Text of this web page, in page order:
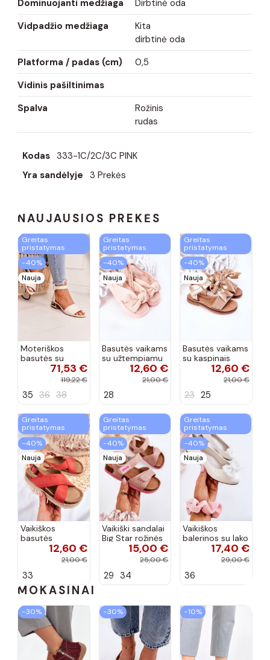
Dominuojanti medžiaga
Dirbtinė oda
Vidpadžio medžiaga
Kita
dirbtinė oda
Platforma / padas (cm)
0,5
Vidinis pašiltinimas
Spalva
Rožinis
rudas
Kodas 333-1C/2C/3C PINK
Yra sandėlyje 3 Prekės
NAUJAUSIOS PREKĖS
Greitas
pristatymas
−40%
Nauja
Moteriškos
basutės su
aukso spalvos
kulniukais Laura
spalvos
71,53 €
119,22 €
35 36 38
Greitas
pristatymas
−40%
Nauja
Basutės vaikams
su užtempiamu
užsegimu
rožinės spalvos
12,60 €
21,00 €
28
Greitas
pristatymas
−40%
Nauja
Basutės vaikams
su kaspinais
aukso spalvos
12,60 €
21,00 €
23 25
Greitas
pristatymas
−40%
Nauja
Vaikiškos
basutės
koralinės12,60 €
21,00 €
33
Greitas
pristatymas
−40%
Nauja
Vaikiški sandalai
Big Star rožinės
spalvos15,00 €
25,00 €
29 34
Greitas
pristatymas
−40%
Nauja
Vaikiškos
balerinos su lako
efektu ir
kaspinais baltos
17,40 €
29,00 €
36
MOKASINAI
−30% −30% −10%